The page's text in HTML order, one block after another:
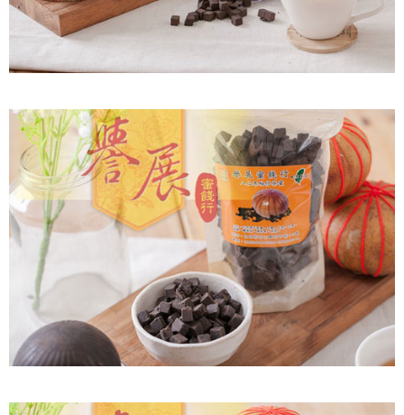
每筆NT$60，滿NT$799(含以上)免運費
宅配到家
每筆NT$150，滿NT$1,399(含以上)免運費
每筆NT$250
付款後門市自取
免運費